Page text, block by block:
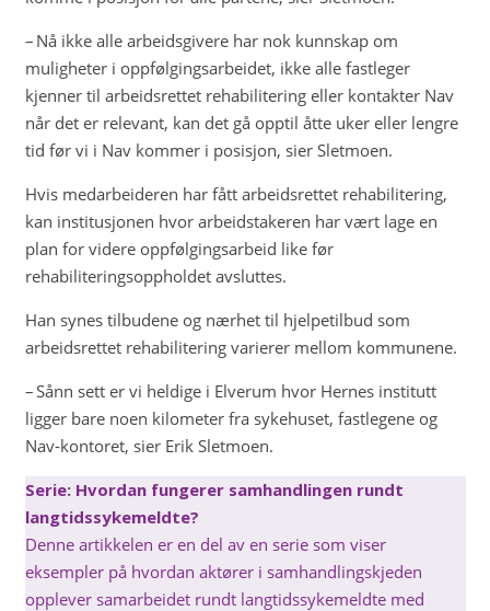
– Nå ikke alle arbeidsgivere har nok kunnskap om
muligheter i oppfølgingsarbeidet, ikke alle fastleger
kjenner til arbeidsrettet rehabilitering eller kontakter Nav
når det er relevant, kan det gå opptil åtte uker eller lengre
tid før vi i Nav kommer i posisjon, sier Sletmoen.
Hvis medarbeideren har fått arbeidsrettet rehabilitering,
kan institusjonen hvor arbeidstakeren har vært lage en
plan for videre oppfølgingsarbeid like før
rehabiliteringsoppholdet avsluttes.
Han synes tilbudene og nærhet til hjelpetilbud som
arbeidsrettet rehabilitering varierer mellom kommunene.
– Sånn sett er vi heldige i Elverum hvor Hernes institutt
ligger bare noen kilometer fra sykehuset, fastlegene og
Nav-kontoret, sier Erik Sletmoen.
Serie: Hvordan fungerer samhandlingen rundt
langtidssykemeldte?
Denne artikkelen er en del av en serie som viser
eksempler på hvordan aktører i samhandlingskjeden
opplever samarbeidet rundt langtidssykemeldte med